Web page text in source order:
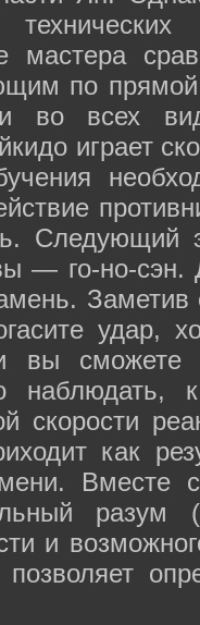
мастера
по
всех
играет
— го-но-
удар,
вы сможете
наблюдать,
скорости
как
Вместе
разум
и